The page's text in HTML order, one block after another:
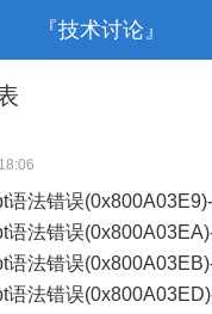
『技术讨论』
语法错误
语法错误
语法错误
语法错误